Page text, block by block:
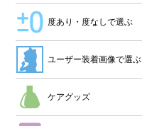
度あり・度なしで選ぶ
ユーザー装着画像で選ぶ
ケアグッズ